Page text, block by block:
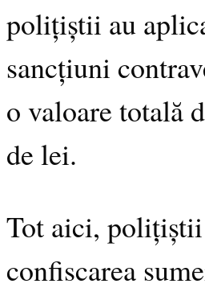
polițiștii au
sancțiuni
o valoare totală
de lei.
Tot aici,
confiscarea